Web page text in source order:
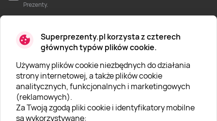
Superprezenty.pl korzysta z czterech
głównych typów plików cookie.
Używamy plików cookie niezbędnych do działania
strony internetowej, a także plików cookie
analitycznych, funkcjonalnych i marketingowych
(reklamowych).
Za Twoją zgodą pliki cookie i identyfikatory mobilne
są wykorzystywane:
Prezenty.
O SUPERPREZENTY
O nas
Aktualności